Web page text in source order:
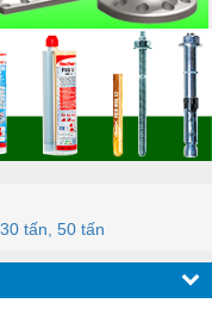
tấn, 50 tấn